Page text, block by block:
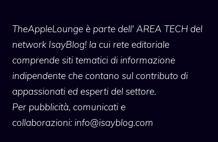
TheAppleLounge è parte dell' AREA TECH del
network IsayBlog! la cui rete editoriale
comprende siti tematici di informazione
indipendente che contano sul contributo di
appassionati ed esperti del settore.
Per pubblicità, comunicati e
collaborazioni: info@isayblog.com